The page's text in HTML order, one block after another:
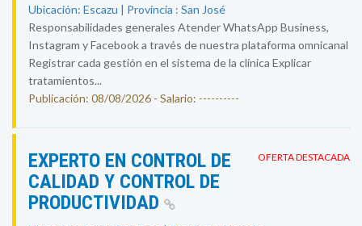
Ubicación: Escazu | Provincia : San José
Responsabilidades generales Atender WhatsApp Business,
Instagram y Facebook a través de nuestra plataforma omnicanal
Registrar cada gestión en el sistema de la clínica Explicar
tratamientos...
Publicación: 08/08/2026 - Salario: ----------
OFERTA DESTACADA
EXPERTO EN CONTROL DE
CALIDAD Y CONTROL DE
PRODUCTIVIDAD